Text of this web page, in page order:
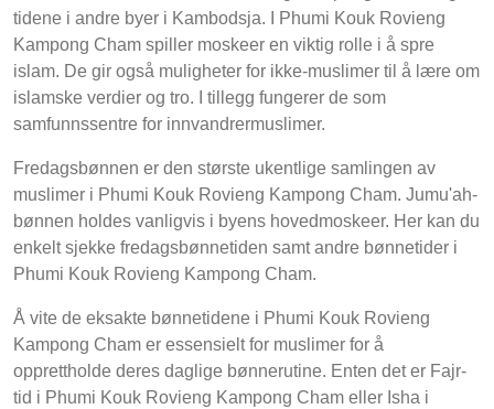
tidene i andre byer i Kambodsja. I Phumi Kouk Rovieng
Kampong Cham spiller moskeer en viktig rolle i å spre
islam. De gir også muligheter for ikke-muslimer til å lære om
islamske verdier og tro. I tillegg fungerer de som
samfunnssentre for innvandrermuslimer.
Fredagsbønnen er den største ukentlige samlingen av
muslimer i Phumi Kouk Rovieng Kampong Cham. Jumu'ah-
bønnen holdes vanligvis i byens hovedmoskeer. Her kan du
enkelt sjekke fredagsbønnetiden samt andre bønnetider i
Phumi Kouk Rovieng Kampong Cham.
Å vite de eksakte bønnetidene i Phumi Kouk Rovieng
Kampong Cham er essensielt for muslimer for å
opprettholde deres daglige bønnerutine. Enten det er Fajr-
tid i Phumi Kouk Rovieng Kampong Cham eller Isha i